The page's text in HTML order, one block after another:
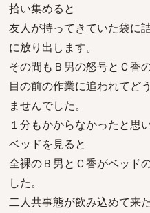
拾い集めると
友人が持ってきていた袋に
に放り出します。
その間もＢ男の怒号とＣ香
目の前の作業に追われてど
ませんでした。
１分もかからなかったと思
ベッドを見ると
全裸のＢ男とＣ香がベッド
した。
二人共事態が飲み込めて来